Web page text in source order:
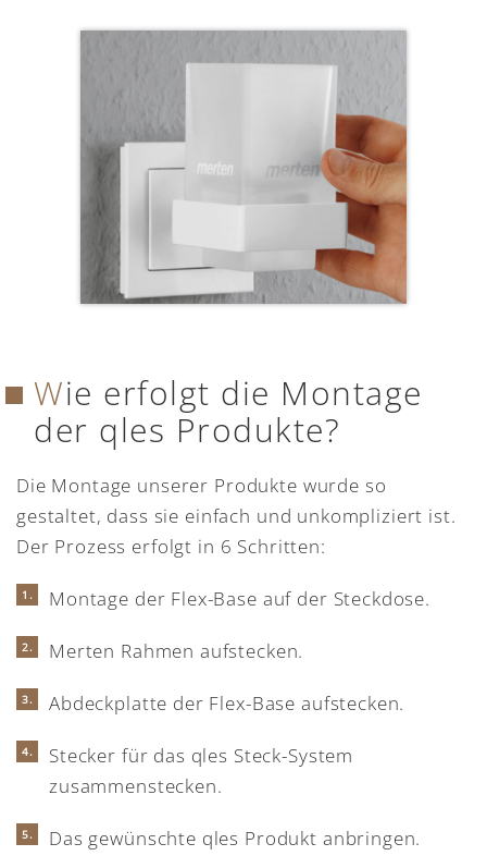
Wie erfolgt die Montage
der qles Produkte?
Die Montage unserer Produkte wurde so
gestaltet, dass sie einfach und unkompliziert ist.
Der Prozess erfolgt in 6 Schritten:
Montage der Flex-Base auf der Steckdose.
Merten Rahmen aufstecken.
Abdeckplatte der Flex-Base aufstecken.
Stecker für das qles Steck-System
zusammenstecken.
Das gewünschte qles Produkt anbringen.